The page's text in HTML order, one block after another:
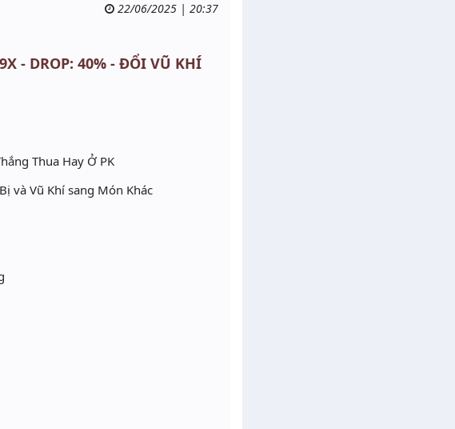
22/06/2025 | 20:37
- DROP: 40% - ĐỔI VŨ KHÍ
Thua Hay Ở PK
và Vũ Khí sang Món Khác